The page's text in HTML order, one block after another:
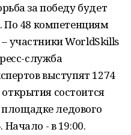
за победу будет
По 48 компетенциям
участники WorldSkills
служба
выступят 1274
состоится
площадке ледового
Начало - в 19:00.